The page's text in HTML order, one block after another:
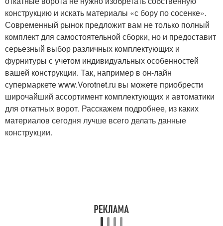
конструкцию и искать материалы «с бору по сосенке».
Современный рынок предложит вам не только полный
комплект для самостоятельной сборки, но и предоставит
серьезный выбор различных комплектующих и
фурнитуры с учетом индивидуальных особенностей
вашей конструкции. Так, например в он-лайн
супермаркете www.Vorotnet.ru вы можете приобрести
широчайший ассортимент комплектующих и автоматики
для откатных ворот. Расскажем подробнее, из каких
материалов сегодня лучше всего делать данные
конструкции.